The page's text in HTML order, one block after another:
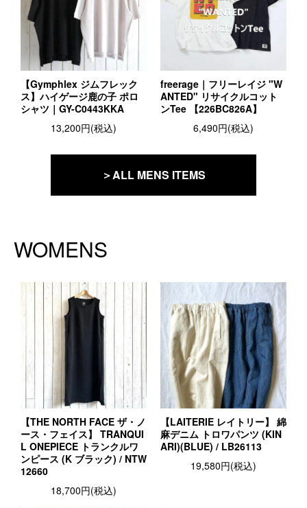
【Gymphlex ジムフレック
ス】ハイゲージ鹿の子 ポロ
シャツ｜GY-C0443KKA
13,200円(税込)
freerage｜フリーレイジ "W
ANTED" リサイクルコット
ンTee 【226BC826A】
6,490円(税込)
＞ALL MENS ITEMS
WOMENS
【THE NORTH FACE ザ・ノ
ース・フェイス】 TRANQUI
L ONEPIECE トランクルワ
ンピース (K ブラック) / NTW
12660
18,700円(税込)
【LAITERIE レイトリー】 綿
麻デニム トロワパンツ (KIN
ARI)(BLUE) / LB26113
19,580円(税込)